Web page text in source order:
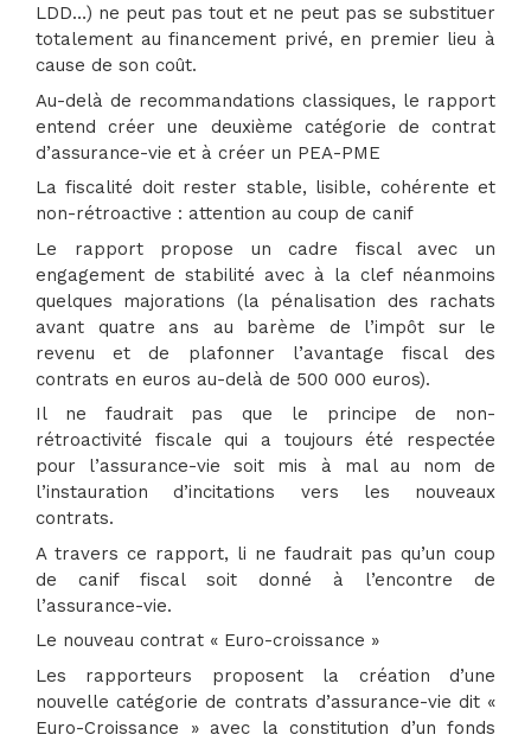
LDD…) ne peut pas tout et ne peut pas se substituer
totalement au financement privé, en premier lieu à
cause de son coût.
Au-delà de recommandations classiques, le rapport
entend créer une deuxième catégorie de contrat
d’assurance-vie et à créer un PEA-PME
La fiscalité doit rester stable, lisible, cohérente et
non-rétroactive : attention au coup de canif
Le rapport propose un cadre fiscal avec un
engagement de stabilité avec à la clef néanmoins
quelques majorations (la pénalisation des rachats
avant quatre ans au barème de l’impôt sur le
revenu et de plafonner l’avantage fiscal des
contrats en euros au-delà de 500 000 euros).
Il ne faudrait pas que le principe de non-
rétroactivité fiscale qui a toujours été respectée
pour l’assurance-vie soit mis à mal au nom de
l’instauration d’incitations vers les nouveaux
contrats.
A travers ce rapport, li ne faudrait pas qu’un coup
de canif fiscal soit donné à l’encontre de
l’assurance-vie.
Le nouveau contrat « Euro-croissance »
Les rapporteurs proposent la création d’une
nouvelle catégorie de contrats d’assurance-vie dit «
Euro-Croissance » avec la constitution d’un fonds